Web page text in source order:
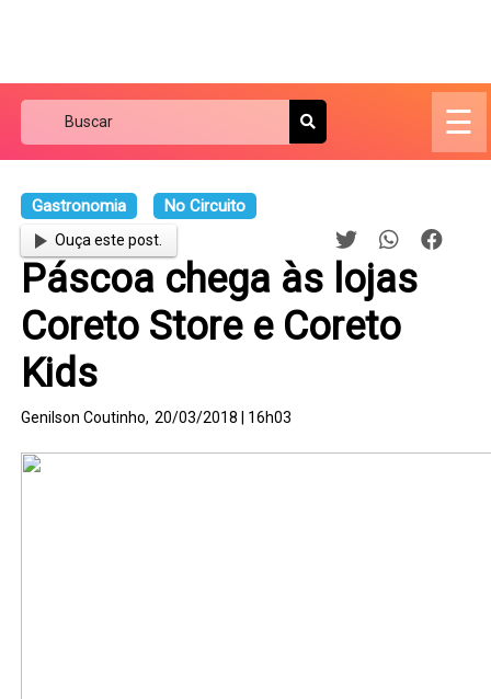
☰
Gastronomia No Circuito
Ouça este post.
Páscoa chega às lojas
Coreto Store e Coreto
Kids
Genilson Coutinho, 20/03/2018 | 16h03